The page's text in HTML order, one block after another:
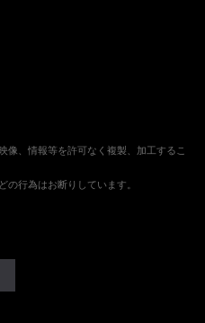
像、情報等を許可なく複製、加工するこ
の行為はお断りしています。